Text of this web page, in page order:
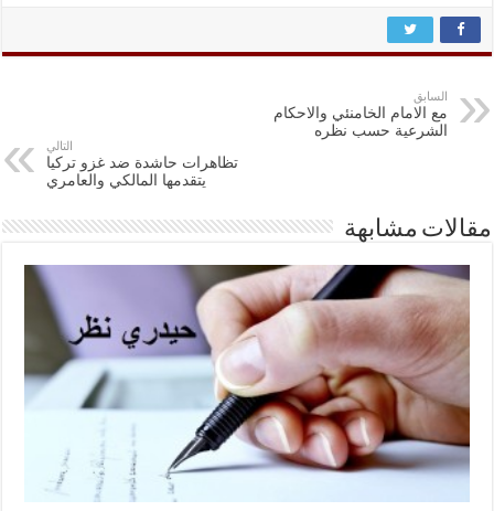
السابق
مع الامام الخامنئي والاحكام
الشرعية حسب نظره
التالي
تظاهرات حاشدة ضد غزو تركيا
يتقدمها المالكي والعامري
مقالات مشابهة